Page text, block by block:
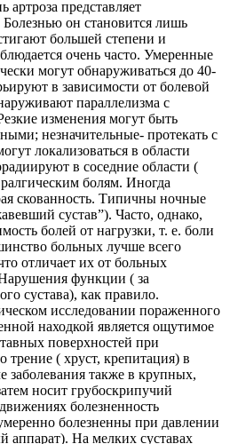
артроза представляет
он становится лишь
большей степени и
очень часто. Умеренные
могут обнаруживаться до 40-
в зависимости от болевой
параллелизма с
изменения могут быть
незначительные- протекать с
локализоваться в области
в соседние области (
болям. Иногда
скованность. Типичны ночные
сустав”). Часто, однако,
болей от нагрузки, т. е. боли
больных лучше всего
отличает их от больных
функции ( за
сустава), как правило.
исследовании пораженного
находкой является ощутимое
поверхностей при
( хруст, крепитация) в
заболевания также в крупных,
носит грубоскрипучий
болезненность
болезненны при давлении
аппарат). На мелких суставах